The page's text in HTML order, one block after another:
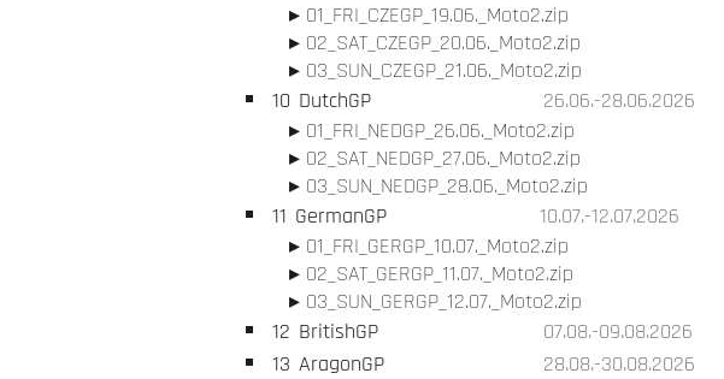
01_FRI_CZEGP_19.06._Moto2.zip
02_SAT_CZEGP_20.06._Moto2.zip
03_SUN_CZEGP_21.06._Moto2.zip
10 DutchGP
26.06.-28.06.2026
01_FRI_NEDGP_26.06._Moto2.zip
02_SAT_NEDGP_27.06._Moto2.zip
03_SUN_NEDGP_28.06._Moto2.zip
11 GermanGP
10.07.-12.07.2026
01_FRI_GERGP_10.07._Moto2.zip
02_SAT_GERGP_11.07._Moto2.zip
03_SUN_GERGP_12.07._Moto2.zip
12 BritishGP
07.08.-09.08.2026
13 AragonGP
28.08.-30.08.2026